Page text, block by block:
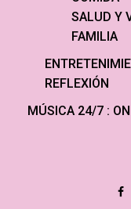
SALUD Y
FAMILIA
REFLEXIÓN
MÚSICA 24/7 :